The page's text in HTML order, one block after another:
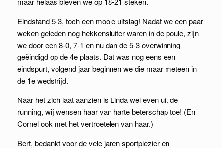
Eindstand 5-3, toch een mooie uitslag! Nadat we een paar
weken geleden nog hekkensluiter waren in de poule, zijn
we door een 8-0, 7-1 en nu dan de 5-3 overwinning
geëindigd op de 4e plaats. Dat was nog eens een
eindspurt, volgend jaar beginnen we die maar meteen in
de 1e wedstrijd.
Naar het zich laat aanzien is Linda wel even uit de
running, wij wensen haar van harte beterschap toe! (En
Cornel ook met het vertroetelen van haar.)
Bert, bedankt voor de vele jaren sportplezier en